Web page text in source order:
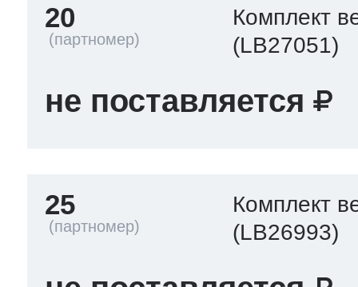
20
Комплект
(LB27051)
не поставляется
25
Комплект
(LB26993)